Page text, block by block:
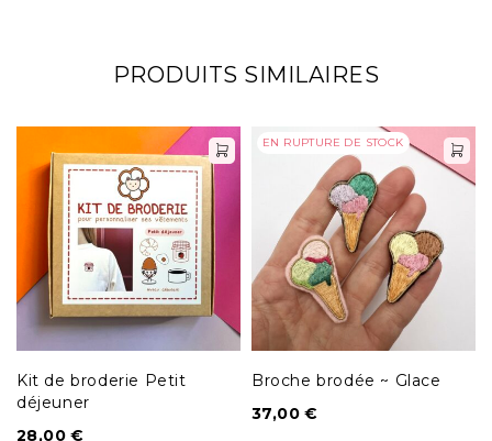
PRODUITS SIMILAIRES
Kit de broderie Petit
déjeuner
28,00€
EN RUPTURE DE STOCK
Broche brodée ~ Glace
37,00€